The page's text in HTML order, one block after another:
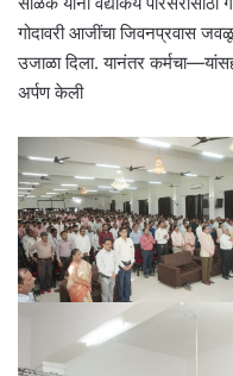
गोदावरी आजींचा जिवनप्रवास
उजाळा दिला. यानंतर
अर्पण केली